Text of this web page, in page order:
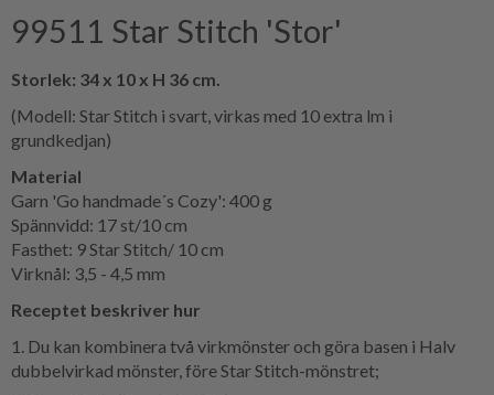
99511 Star Stitch 'Stor'
Storlek: 34 x 10 x H 36 cm.
(Modell: Star Stitch i svart, virkas med 10 extra lm i
grundkedjan)
Material
Garn 'Go handmade´s Cozy': 400 g
Spännvidd: 17 st/10 cm
Fasthet: 9 Star Stitch/ 10 cm
Virknål: 3,5 - 4,5 mm
Receptet beskriver hur
1. Du kan kombinera två virkmönster och göra basen i Halv
dubbelvirkad mönster, före Star Stitch-mönstret;